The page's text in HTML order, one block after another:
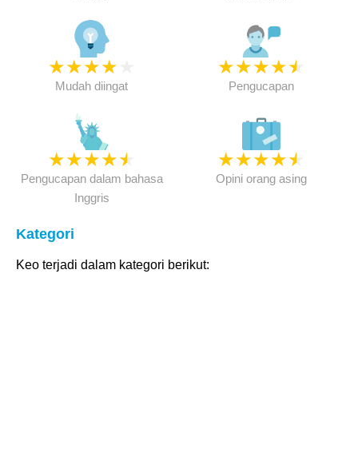
★★★★
Mudah diingat
★★★★★
Pengucapan
★★★★★
Pengucapan dalam bahasa
Inggris
★★★★★
Opini orang asing
Kategori
Keo terjadi dalam kategori berikut: